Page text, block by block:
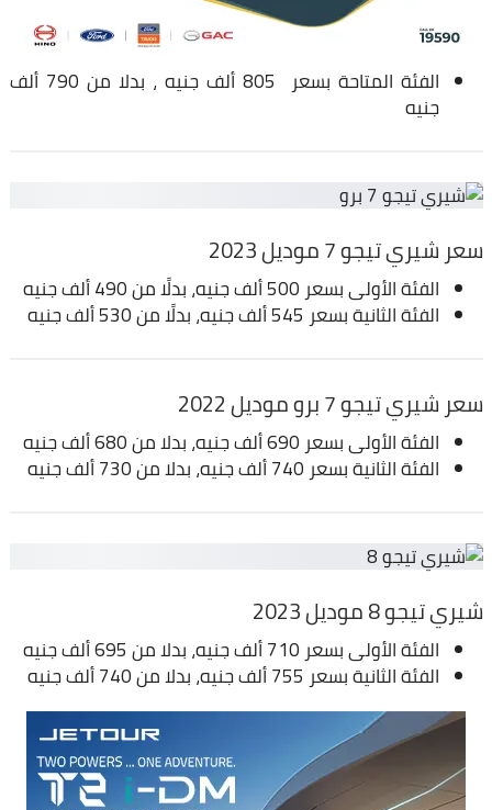
الفئة المتاحة بسعر 805 ألف جنيه ، بدلا من 790 ألف
جنيه
سعر شيري تيجو 7 موديل 2023
الفئة الأولى بسعر 500 ألف جنيه، بدلًا من 490 ألف جنيه
الفئة الثانية بسعر 545 ألف جنيه، بدلًا من 530 ألف جنيه
سعر شيري تيجو 7 برو موديل 2022
الفئة الأولى بسعر 690 ألف جنيه، بدلا من 680 ألف جنيه
الفئة الثانية بسعر 740 ألف جنيه، بدلا من 730 ألف جنيه
شيري تيجو 8 موديل 2023
الفئة الأولى بسعر 710 ألف جنيه، بدلا من 695 ألف جنيه
الفئة الثانية بسعر 755 ألف جنيه، بدلا من 740 ألف جنيه